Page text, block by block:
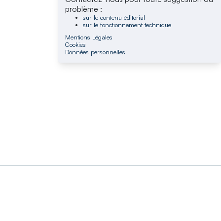
problème :
sur le contenu éditorial
sur le fonctionnement technique
Mentions Légales
Cookies
Données personnelles